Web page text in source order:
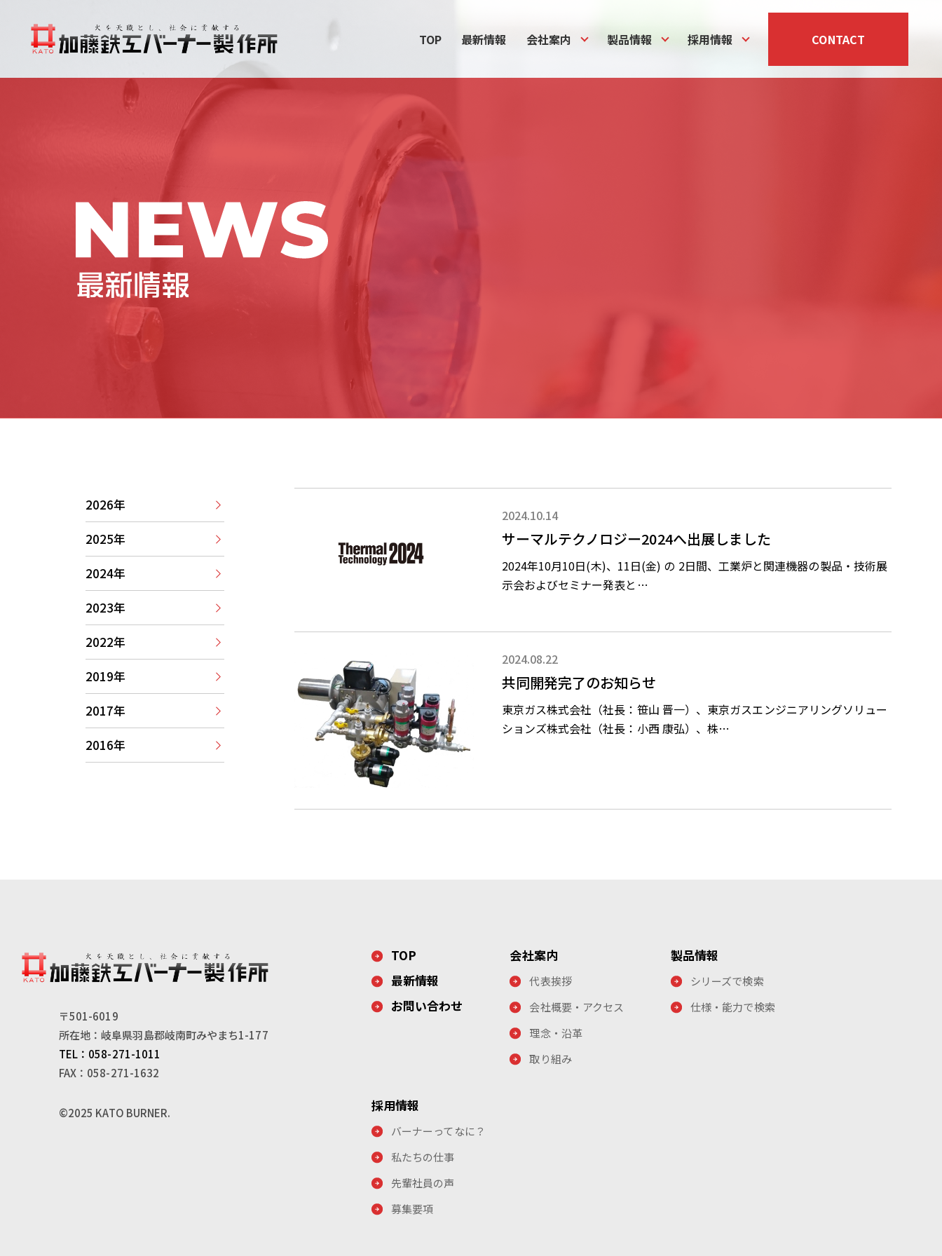
TOP 最新情報 会社案内 製品情報 採用情報 CONTACT
2026年
2025年
2024年
2023年
2022年
2019年
2017年
2016年
2024.10.14
サーマルテクノロジー2024へ出展しました
2024年10月10日(木)、11日(金) の 2日間、工業炉と関連機器の製品・技術展
示会およびセミナー発表と…
2024.08.22
共同開発完了のお知らせ
東京ガス株式会社（社長：笹山 晋一）、東京ガスエンジニアリングソリュー
ションズ株式会社（社長：小西 康弘）、株…
〒501-6019
所在地：岐阜県羽島郡岐南町みやまち1-177
TEL：058-271-1011
FAX：058-271-1632
©2025 KATO BURNER.
TOP
最新情報
お問い合わせ
会社案内
代表挨拶
会社概要・アクセス
理念・沿革
取り組み
製品情報
シリーズで検索
仕様・能力で検索
採用情報
バーナーってなに？
私たちの仕事
先輩社員の声
募集要項